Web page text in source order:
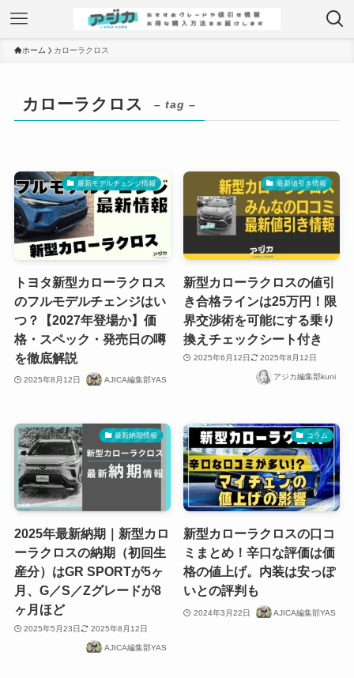
ホーム カローラクロス
カローラクロス – tag –
最新モデルチェンジ情報
トヨタ新型カローラクロス
のフルモデルチェンジはい
つ？【2027年登場か】価
格・スペック・発売日の噂
を徹底解説
2025年8月12日 AJICA編集部YAS
最新値引き情報
新型カローラクロスの値引
き合格ラインは25万円！限
界交渉術を可能にする乗り
換えチェックシート付き
2025年6月12日 2025年8月12日
アジカ編集部kuni
最新納期情報
2025年最新納期｜新型カロ
ーラクロスの納期（初回生
産分）はGR SPORTが5ヶ
月、G／S／Zグレードが8
ヶ月ほど
2025年5月23日 2025年8月12日
AJICA編集部YAS
コラム
新型カローラクロスの口コ
ミまとめ！辛口な評価は価
格の値上げ。内装は安っぽ
いとの評判も
2024年3月22日 AJICA編集部YAS